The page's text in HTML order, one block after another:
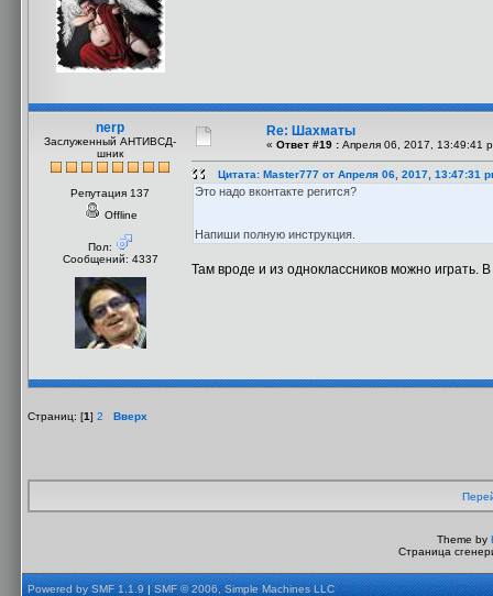
nerp
Заслуженный АНТИВСД-
шник
Репутация 137
Offline
Пол:
Сообщений: 4337
Re: Шахматы
« Ответ #19 : Апреля 06, 2017, 13:49:41
Цитата: Master777 от Апреля 06, 2017, 13:47:31
Это надо вконтакте регится?
Напиши полную инструкция.
Там вроде и из одноклассников можно
Страниц: [1] 2 Вверх
Theme by
Страница
Powered by SMF 1.1.9|SMF © 2006, Simple Machines LLC